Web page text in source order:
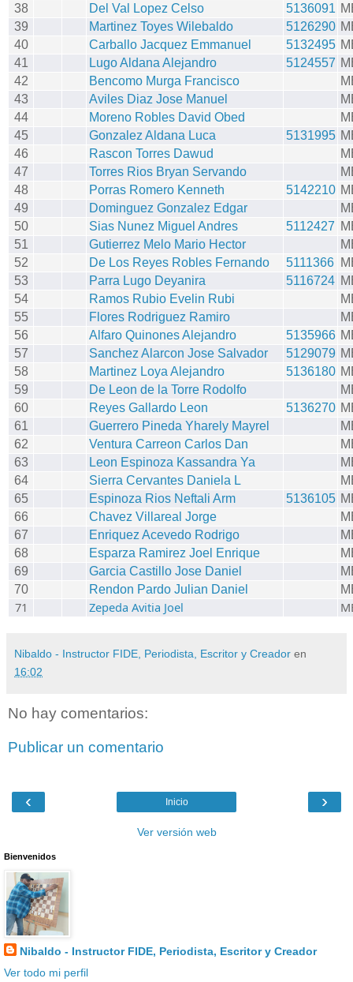
38
Del Val Lopez Celso 5136091
39
Martinez Toyes Wilebaldo 5126290
40
Carballo Jacquez Emmanuel 5132495
41
Lugo Aldana Alejandro 5124557
42
Bencomo Murga Francisco
43
Aviles Diaz Jose Manuel
44
Moreno Robles David Obed
45
Gonzalez Aldana Luca 5131995
46
Rascon Torres Dawud
47
Torres Rios Bryan Servando
48
Porras Romero Kenneth 5142210
49
Dominguez Gonzalez Edgar
50
Sias Nunez Miguel Andres 5112427
51
Gutierrez Melo Mario Hector
52
De Los Reyes Robles Fernando 5111366
53
Parra Lugo Deyanira 5116724
54
Ramos Rubio Evelin Rubi
55
Flores Rodriguez Ramiro
56
Alfaro Quinones Alejandro 5135966
57
Sanchez Alarcon Jose Salvador 5129079
58
Martinez Loya Alejandro 5136180
59
De Leon de la Torre Rodolfo
60
Reyes Gallardo Leon 5136270
61
Guerrero Pineda Yharely Mayrel
62
Ventura Carreon Carlos Dan
63
Leon Espinoza Kassandra Ya
64
Sierra Cervantes Daniela L
65
Espinoza Rios Neftali Arm 5136105
66
Chavez Villareal Jorge
67
Enriquez Acevedo Rodrigo
68
Esparza Ramirez Joel Enrique
69
Garcia Castillo Jose Daniel
70
Rendon Pardo Julian Daniel
71 Zepeda Avitia Joel
Nibaldo - Instructor FIDE, Periodista, Escritor y Creador en
16:02
No hay comentarios:
Publicar un comentario
‹ ›
Inicio
Ver versión web
Bienvenidos
Nibaldo - Instructor FIDE, Periodista, Escritor y Creador
Ver todo mi perfil